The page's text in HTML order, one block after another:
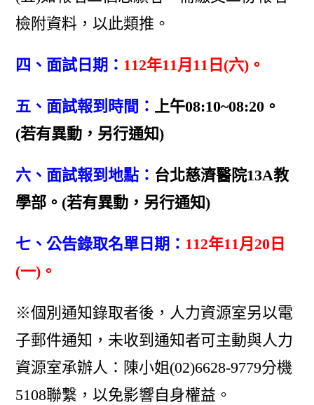
檢附資料，以此類推。
四、面試日期： 112年11月11日(六)。
五、面試報到時間： 上午08:10~08:20。
(若有異動，另行通知)
六、面試報到地點： 台北慈濟醫院13A教
學部。(若有異動，另行通知)
七、公告錄取名單日期： 112年11月20日
(一)。
※個別通知錄取者後，人力資源室另以電
子郵件通知，未收到通知者可主動與人力
資源室承辦人：陳小姐(02)6628-9779分機
5108聯繫，以免影響自身權益。